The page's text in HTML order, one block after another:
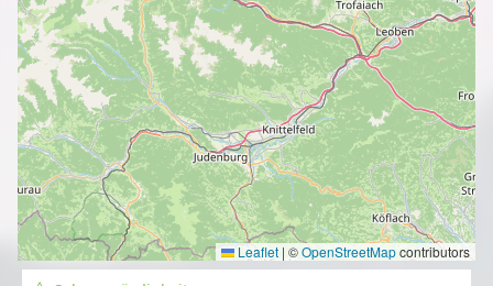
Leaflet | ©OpenStreetMapcontributors